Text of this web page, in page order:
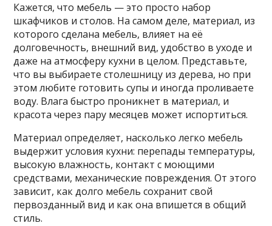
Кажется, что мебель — это просто набор
шкафчиков и столов. На самом деле, материал, из
которого сделана мебель, влияет на её
долговечность, внешний вид, удобство в уходе и
даже на атмосферу кухни в целом. Представьте,
что вы выбираете столешницу из дерева, но при
этом любите готовить супы и иногда проливаете
воду. Влага быстро проникнет в материал, и
красота через пару месяцев может испортиться.
Материал определяет, насколько легко мебель
выдержит условия кухни: перепады температуры,
высокую влажность, контакт с моющими
средствами, механические повреждения. От этого
зависит, как долго мебель сохранит свой
первозданный вид и как она впишется в общий
стиль.